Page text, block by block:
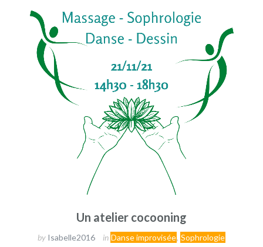
Un atelier cocooning
by Isabelle2016 in Danse improvisée, Sophrologie